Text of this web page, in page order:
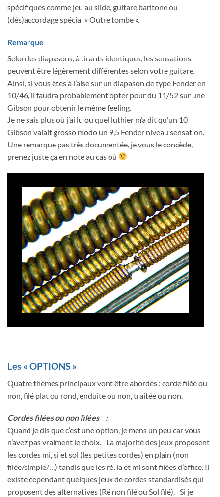
spécifiques comme jeu au slide, guitare baritone ou
(dés)accordage spécial « Outre tombe ».
Remarque
Selon les diapasons, à tirants identiques, les sensations
peuvent être légèrement différentes selon votre guitare.
Ainsi, si vous êtes à l’aise sur un diapason de type Fender en
10/46, il faudra probablement opter pour du 11/52 sur une
Gibson pour obtenir le même feeling.
Je ne sais plus où j’ai lu ou quel luthier m’a dit qu’un 10
Gibson valait grosso modo un 9,5 Fender niveau sensation.
Une remarque pas très documentée, je vous le concède,
prenez juste ça en note au cas où
Les « OPTIONS »
Quatre thèmes principaux vont être abordés : corde filée ou
non, filé plat ou rond, enduite ou non, traitée ou non.
Cordes filées ou non filées :
Quand je dis que c’est une option, je mens un peu car vous
n’avez pas vraiment le choix. La majorité des jeux proposent
les cordes mi, si et sol (les petites cordes) en plain (non
filée/simple/…) tandis que les ré, la et mi sont filées d’office. Il
existe cependant quelques jeux de cordes standardisés qui
proposent des alternatives (Ré non filé ou Sol filé). Si je